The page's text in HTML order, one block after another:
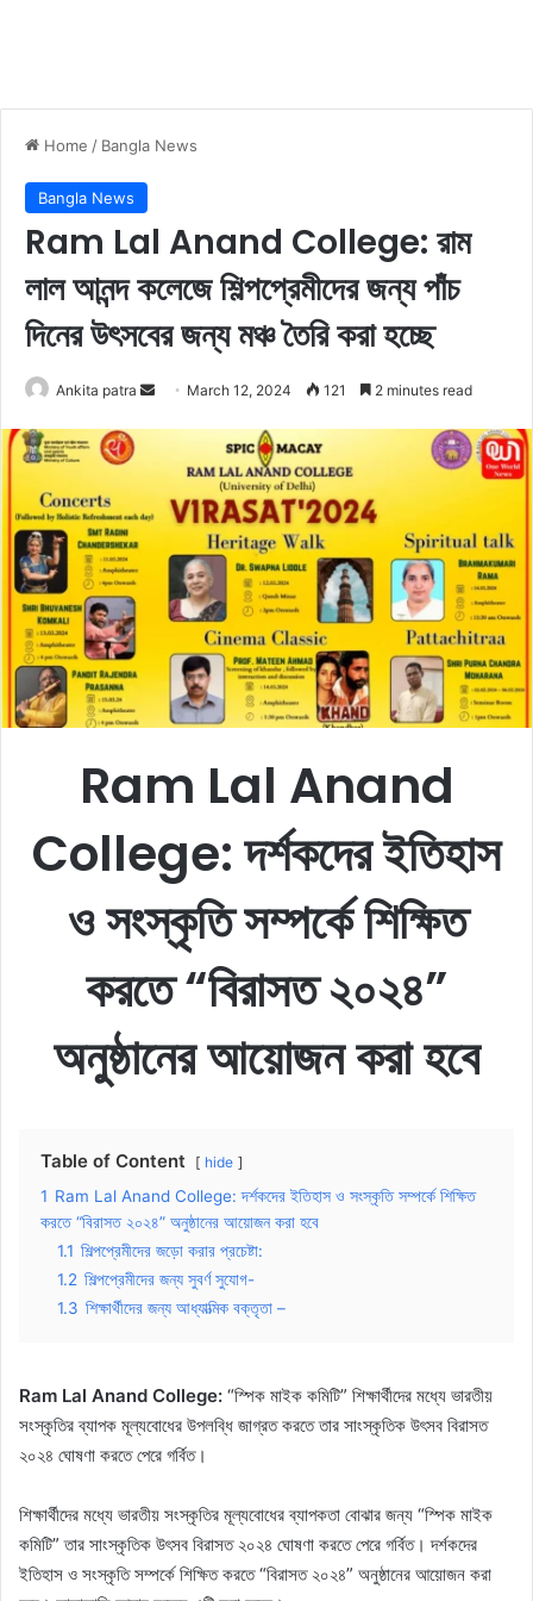
Home / Bangla News
Bangla News
Ram Lal Anand College: রাম
লাল আনন্দ কলেজে শিল্পপ্রেমীদের জন্য পাঁচ
দিনের উৎসবের জন্য মঞ্চ তৈরি করা হচ্ছে
Ankita patra
n
March 12, 2024 121 2 minutes read
Ram Lal Anand
College:দর্শকদের ইতিহাস
ও সংস্কৃতি সম্পর্কে শিক্ষিত
করতে “বিরাসত ২০২৪”
অনুষ্ঠানের আয়োজন করা হবে
Table of Content hide
1 Ram Lal Anand College: দর্শকদের ইতিহাস ও সংস্কৃতি সম্পর্কে শিক্ষিত
করতে “বিরাসত ২০২৪” অনুষ্ঠানের আয়োজন করা হবে
1.1 শিল্পপ্রেমীদের জড়ো করার প্রচেষ্টা:
1.2 শিল্পপ্রেমীদের জন্য সুবর্ণ সুযোগ-
1.3 শিক্ষার্থীদের জন্য আধ্যাত্মিক বক্তৃতা –
Ram Lal Anand College: “স্পিক মাইক কমিটি” শিক্ষার্থীদের মধ্যে ভারতীয়
সংস্কৃতির ব্যাপক মূল্যবোধের উপলব্ধি জাগ্রত করতে তার সাংস্কৃতিক উৎসব বিরাসত
২০২৪ ঘোষণা করতে পেরে গর্বিত।
শিক্ষার্থীদের মধ্যে ভারতীয় সংস্কৃতির মূল্যবোধের ব্যাপকতা বোঝার জন্য “স্পিক মাইক
কমিটি” তার সাংস্কৃতিক উৎসব বিরাসত ২০২৪ ঘোষণা করতে পেরে গর্বিত। দর্শকদের
ইতিহাস ও সংস্কৃতি সম্পর্কে শিক্ষিত করতে “বিরাসত ২০২৪” অনুষ্ঠানের আয়োজন করা